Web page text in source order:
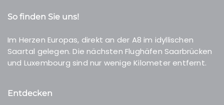
So finden Sie uns!
Im Herzen Europas, direkt an der A8 im idyllischen
Saartal gelegen. Die nächsten Flughäfen Saarbrücken
und Luxembourg sind nur wenige Kilometer entfernt.
Entdecken